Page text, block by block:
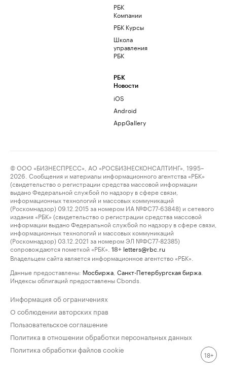
РБК
Компании
РБК Курсы
Школа
управления
РБК
РБК
Новости
iOS
Android
AppGallery
© ООО «БИЗНЕСПРЕСС», АО «РОСБИЗНЕСКОНСАЛТИНГ», 1995–
2026. Сообщения и материалы информационного агентства «РБК»
(свидетельство о регистрации средства массовой информации
выдано Федеральной службой по надзору в сфере связи,
информационных технологий и массовых коммуникаций
(Роскомнадзор) 09.12.2015 за номером ИА №ФС77-63848) и сетевого
издания «РБК» (свидетельство о регистрации средства массовой
информации выдано Федеральной службой по надзору в сфере связи,
информационных технологий и массовых коммуникаций
(Роскомнадзор) 03.12.2021 за номером ЭЛ №ФС77-82385)
сопровождаются пометкой «РБК».
18+ letters@rbc.ru
Владельцем сайта является информационное агентство «РБК».
Данные предоставлены: Мосбиржа Санкт-Петербургская биржа
Индексы облигаций предоставлены Cbonds.
Информация об ограничениях
О соблюдении авторских прав
Пользовательское соглашение
Политика в отношении обработки персональных данных
Политика обработки файлов cookie
18+